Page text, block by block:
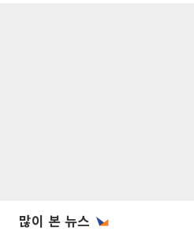
많이 본 뉴스